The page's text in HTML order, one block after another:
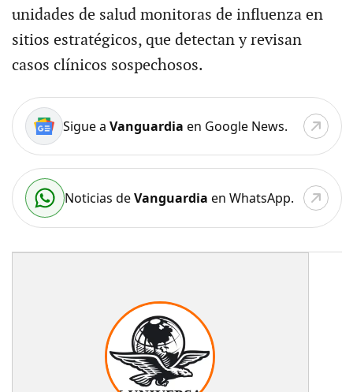
unidades de salud monitoras de influenza en
sitios estratégicos, que detectan y revisan
casos clínicos sospechosos.
Sigue a Vanguardia en Google News.
Noticias deVanguardia en WhatsApp.